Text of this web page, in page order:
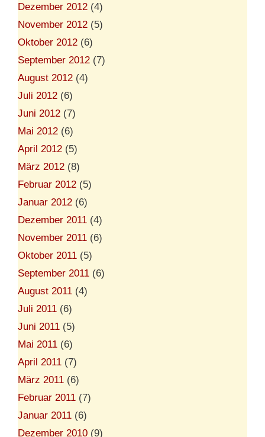
Dezember 2012 (4)
November 2012 (5)
Oktober 2012 (6)
September 2012 (7)
August 2012 (4)
Juli 2012 (6)
Juni 2012 (7)
Mai 2012 (6)
April 2012 (5)
März 2012 (8)
Februar 2012 (5)
Januar 2012 (6)
Dezember 2011 (4)
November 2011 (6)
Oktober 2011 (5)
September 2011 (6)
August 2011 (4)
Juli 2011 (6)
Juni 2011 (5)
Mai 2011 (6)
April 2011 (7)
März 2011 (6)
Februar 2011 (7)
Januar 2011 (6)
Dezember 2010 (9)